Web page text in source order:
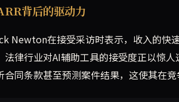
背后的驱动力
Newton在接受采访时表示，收入的快
法律行业对AI辅助工具的接受度正以
合同条款甚至预测案件结果，这使其在竞